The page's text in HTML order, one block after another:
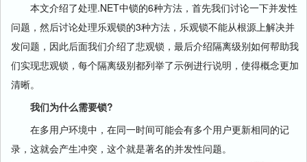
本文介绍了处理.NET中锁的6种方法，首先我们讨论一下并发性
问题，然后讨论处理乐观锁的3种方法，乐观锁不能从根源上解决并
发问题，因此后面我们介绍了悲观锁，最后介绍隔离级别如何帮助我
们实现悲观锁，每个隔离级别都列举了示例进行说明，使得概念更加
清晰。
我们为什么需要锁?
在多用户环境中，在同一时间可能会有多个用户更新相同的记
录，这就会产生冲突，这个就是著名的并发性问题。